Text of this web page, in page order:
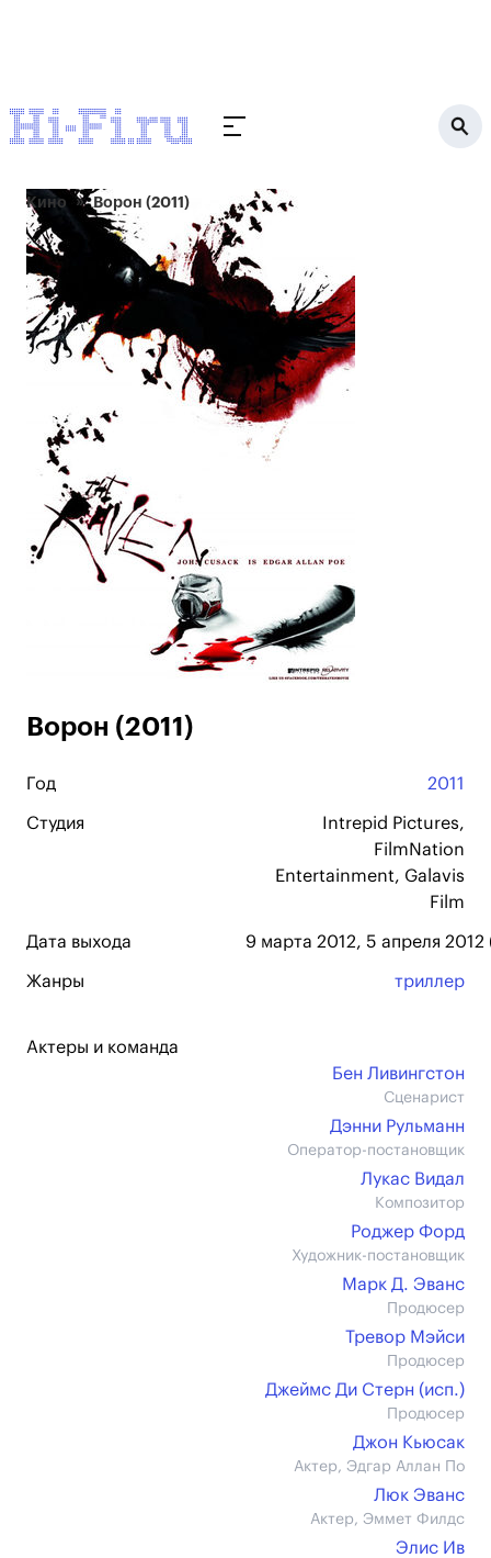
Кино Ворон (2011)
Ворон (2011)
Год 2011
Студия
Intrepid Pictures,
FilmNation
Entertainment, Galavis
Film
Дата выхода 9 марта 2012, 5 апреля 2012
Жанры триллер
Актеры и команда
Бен Ливингстон
Сценарист
Дэнни Рульманн
Оператор-постановщик
Лукас Видал
Композитор
Роджер Форд
Художник-постановщик
Марк Д. Эванс
Продюсер
Тревор Мэйси
Продюсер
Джеймс Ди Стерн (иcп.)
Продюсер
Джон Кьюсак
Актер, Эдгар Аллан По
Люк Эванс
Актер, Эммет Филдс
Элис Ив